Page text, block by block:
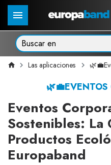
Las aplicaciones
Eventos
Sostenibles: La
Productos
Europaband